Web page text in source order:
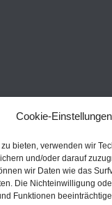
Cookie-Einstellungen
bieten, verwenden wir
und/oder darauf
wir Daten wie das
Die Nichteinwilligung
Funktionen